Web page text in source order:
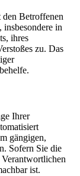
Betroffenen
in
ihres
zu. Das
Ihrer
gängigen,
Sofern Sie die
Verantwortlichen
ist.